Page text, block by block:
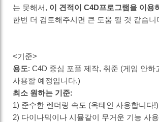
는 못해서, 이 견적이 C4D프로그램을 이용
한번 더 검토해주시면 큰 도움 될 것 같습니
<기준>
용도: C4D 중심 포폴 제작, 취준 (게임 안하
사용할 예정입니다.)
최소 원하는 기준:
1) 준수한 렌더링 속도 (옥테인 사용합니다!)
2) 다이나믹이나 시뮬같이 무거운 기능 사